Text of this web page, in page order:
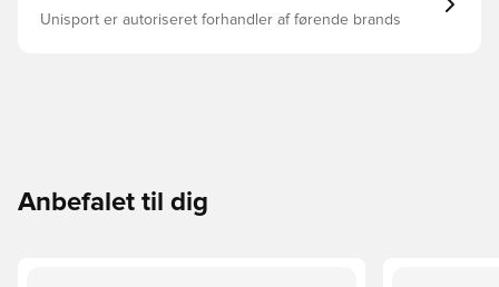
Unisport er autoriseret forhandler af førende brands
Anbefalet til dig